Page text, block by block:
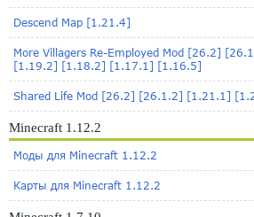
Descend Map [1.21.4]
More Villagers Re-Employed Mod [26.2]
[1.19.2] [1.18.2] [1.17.1] [1.16.5]
Shared Life Mod [26.2] [26.1.2] [1.21.1]
Minecraft 1.12.2
Моды для Minecraft 1.12.2
Карты для Minecraft 1.12.2